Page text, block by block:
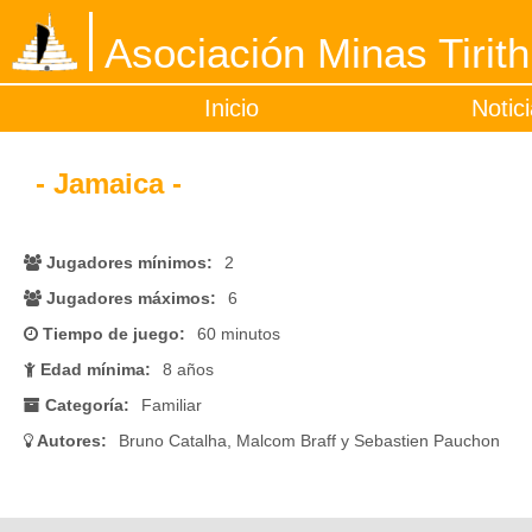
Asociación Minas Tirith
Inicio
- Jamaica -
Jugadores mínimos:
2
Jugadores máximos:
6
Tiempo de juego:
60 minutos
Edad mínima:
8 años
Categoría:
Familiar
Autores:
Bruno Catalha, Malcom Braff y Sebastien Pauchon